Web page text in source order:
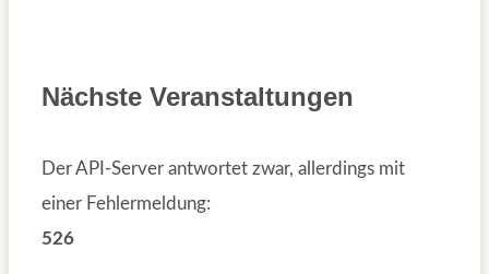
Nächste Veranstaltungen
Der API-Server antwortet zwar, allerdings mit
einer Fehlermeldung:
526